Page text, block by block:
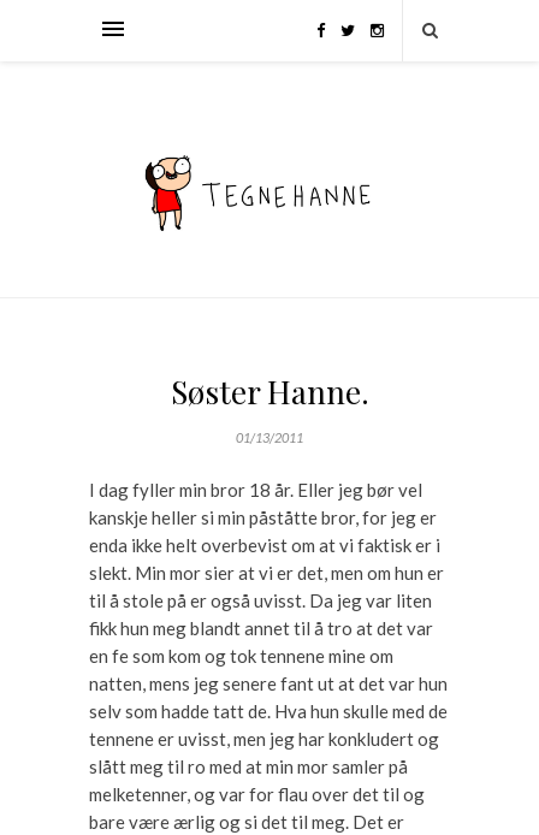
Søster Hanne.
01/13/2011
I dag fyller min bror 18 år. Eller jeg bør vel
kanskje heller si min påståtte bror, for jeg er
enda ikke helt overbevist om at vi faktisk er i
slekt. Min mor sier at vi er det, men om hun er
til å stole på er også uvisst. Da jeg var liten
fikk hun meg blandt annet til å tro at det var
en fe som kom og tok tennene mine om
natten, mens jeg senere fant ut at det var hun
selv som hadde tatt de. Hva hun skulle med de
tennene er uvisst, men jeg har konkludert og
slått meg til ro med at min mor samler på
melketenner, og var for flau over det til og
bare være ærlig og si det til meg. Det er